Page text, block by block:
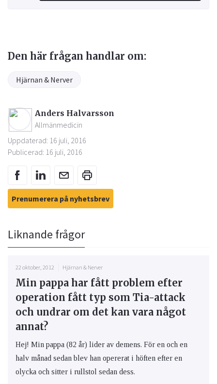
Den här frågan handlar om:
Hjärnan & Nerver
Anders Halvarsson
Allmänmedicin
Uppdaterad: 16 juli, 2016
Publicerad: 16 juli, 2016
Prenumerera på nyhetsbrev
Liknande frågor
22 oktober, 2012 Hjärnan & Nerver
Min pappa har fått problem efter
operation fått typ som Tia-attack
och undrar om det kan vara något
annat?
Hej! Min pappa (82 år) lider av demens. För en och en
halv månad sedan blev han opererat i höften efter en
olycka och sitter i rullstol sedan dess.